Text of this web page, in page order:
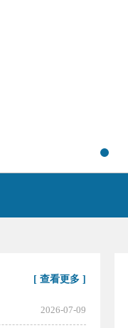
[ 查看更多 ]
2026-07-09